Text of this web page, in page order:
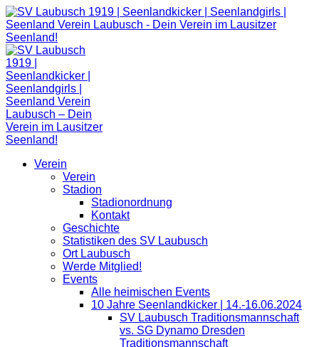
Zum
Inhalt
springen
Verein
Verein
Stadion
Stadionordnung
Kontakt
Geschichte
Statistiken des SV Laubusch
Ort Laubusch
Werde Mitglied!
Events
Alle heimischen Events
10 Jahre Seenlandkicker | 14.-16.06.2024
SV Laubusch Traditionsmannschaft
vs. SG Dynamo Dresden
Traditionsmannschaft